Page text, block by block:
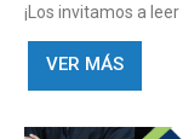
¡Los invitamos a
VER MÁS